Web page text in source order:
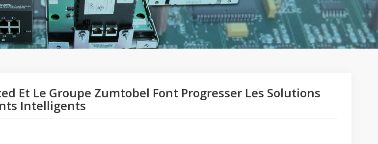
Et Le Groupe Zumtobel Font Progresser Les Solutions
Intelligents